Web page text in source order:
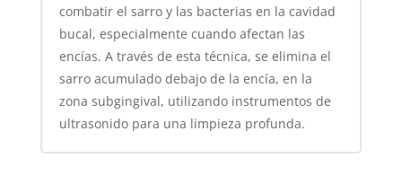
combatir el sarro y las bacterias en la cavidad
bucal, especialmente cuando afectan las
encías. A través de esta técnica, se elimina el
sarro acumulado debajo de la encía, en la
zona subgingival, utilizando instrumentos de
ultrasonido para una limpieza profunda.